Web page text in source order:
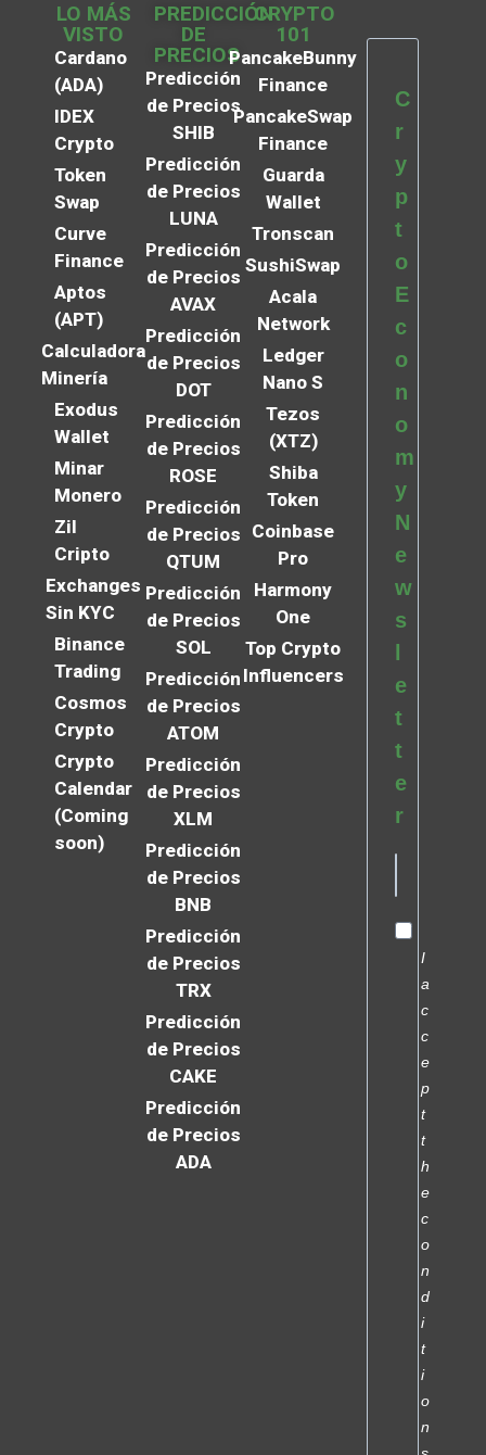
LO MÁS
VISTO
Cardano
(ADA)
IDEX
Crypto
Token
Swap
Curve
Finance
Aptos
(APT)
Calculadora
Minería
Exodus
Wallet
Minar
Monero
Zil
Cripto
Exchanges
Sin KYC
Binance
Trading
Cosmos
Crypto
Crypto
Calendar
(Coming
soon)
PREDICCIÓN
DE
PRECIOS
Predicción
de Precios
SHIB
Predicción
de Precios
LUNA
Predicción
de Precios
AVAX
Predicción
de Precios
DOT
Predicción
de Precios
ROSE
Predicción
de Precios
QTUM
Predicción
de Precios
SOL
Predicción
de Precios
ATOM
Predicción
de Precios
XLM
Predicción
de Precios
BNB
Predicción
de Precios
TRX
Predicción
de Precios
CAKE
Predicción
de Precios
ADA
CRYPTO
101
PancakeBunny
Finance
PancakeSwap
Finance
Guarda
Wallet
Tronscan
SushiSwap
Acala
Network
Ledger
Nano S
Tezos
(XTZ)
Shiba
Token
Coinbase
Pro
Harmony
One
Top Crypto
Influencers
C
r
y
p
t
o
E
c
o
n
o
m
y
N
e
w
s
e
t
t
e
r
I
a
c
c
e
p
t
t
h
e
c
o
n
d
i
t
i
o
n